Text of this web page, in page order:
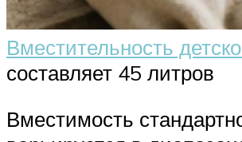
Вместительность
составляет 45 литров
Вместимость